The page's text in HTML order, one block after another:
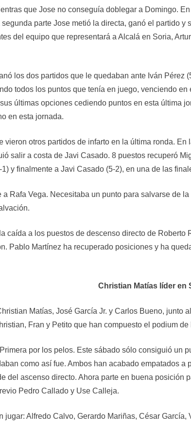
que Jose no conseguía doblegar a Domingo.
parte Jose metió la directa, ganó el partido
del equipo que representará a Alcalá en Soria,
los dos partidos que le quedaban ante Iván
todos los puntos que tenía en juego, venciendo
últimas opciones cediendo puntos en esta última
en esta jornada.
vieron otros partidos de infarto en la última ronda.
salir a costa de Javi Casado. 8 puestos recuperó
y finalmente a Javi Casado (5-2), en una de las
Rafa Vega. Necesitaba un punto para salvarse de
caída a los puestos de descenso directo de
Pablo Martínez ha recuperado posiciones y ha
Christian Matías líder en
Matías, José García Jr. y Carlos Bueno,
Fran y Petito que han compuesto el podium
por los pelos. Este sábado sólo consiguió un
como así fue. Ambos han acabado empatados
del ascenso directo. Ahora parte en buena posición
Pedro Callado y Use Calleja.
jugar: Alfredo Calvo, Gerardo Mariñas, César